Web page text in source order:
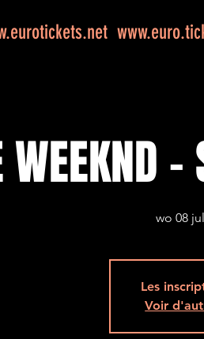
WEEKND -
wo 08 jul
Les
Voir